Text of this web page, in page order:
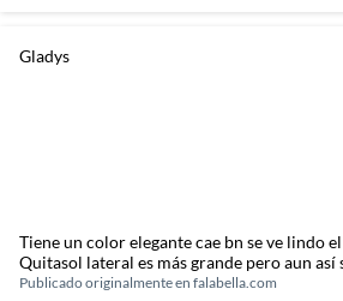
Gladys
Tiene un color elegante cae bn se ve lindo
Quitasol lateral es más grande pero aun así
Publicado originalmente en falabella.com